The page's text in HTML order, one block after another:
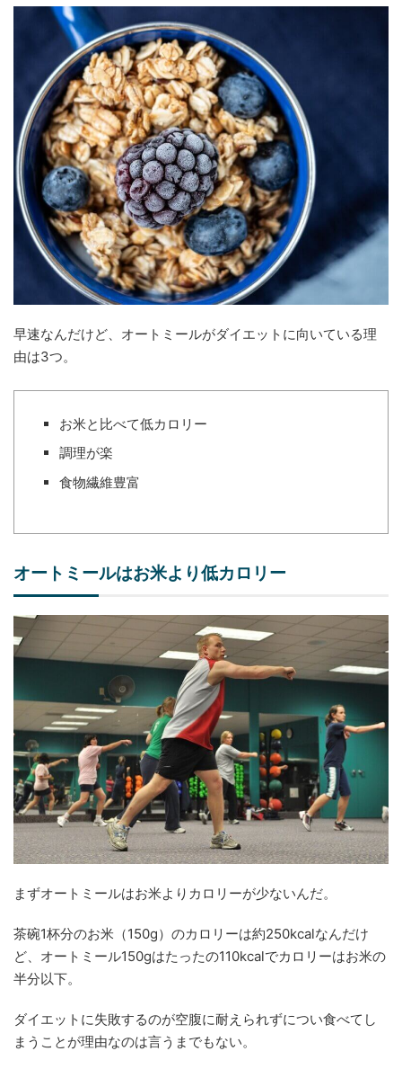
早速なんだけど、オートミールがダイエットに向いている理
由は3つ。
お米と比べて低カロリー
調理が楽
食物繊維豊富
オートミールはお米より低カロリー
まずオートミールはお米よりカロリーが少ないんだ。
茶碗1杯分のお米（150g）のカロリーは約250kcalなんだけ
ど、オートミール150gはたったの110kcalでカロリーはお米の
半分以下。
ダイエットに失敗するのが空腹に耐えられずについ食べてし
まうことが理由なのは言うまでもない。